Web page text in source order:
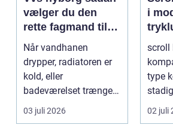
vælger du den
rette fagmand til
opgaven
Når vandhanen
drypper, radiatoren er
kold, eller
badeværelset trænger
til en gennemgribende
renoveri...
03 juli 2026
i
scroll
type
02 juli